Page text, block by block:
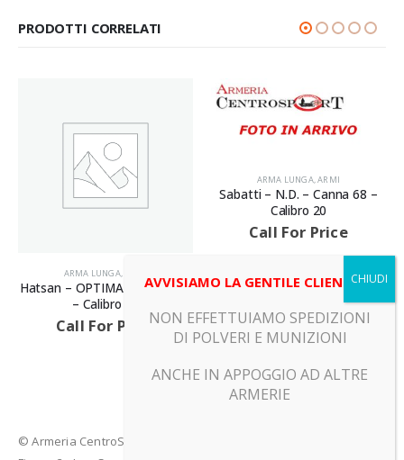
PRODOTTI CORRELATI
ARMA LUNGA,
Hatsan – OPTIMA – Canna 36
– Calibro 12
Call For Price
ARMA LUNGA,ARMI
Sabatti – N.D. – Canna 68 –
Calibro 20
Call For Price
© Armeria CentroSport 31029 VITTORIO VENETO (TV) - Piazza
AVVISIAMO LA GENTILE CLIENTELA
NON EFFETTUIAMO SPEDIZIONI
DI POLVERI E MUNIZIONI
ANCHE IN APPOGGIO AD ALTRE
ARMERIE